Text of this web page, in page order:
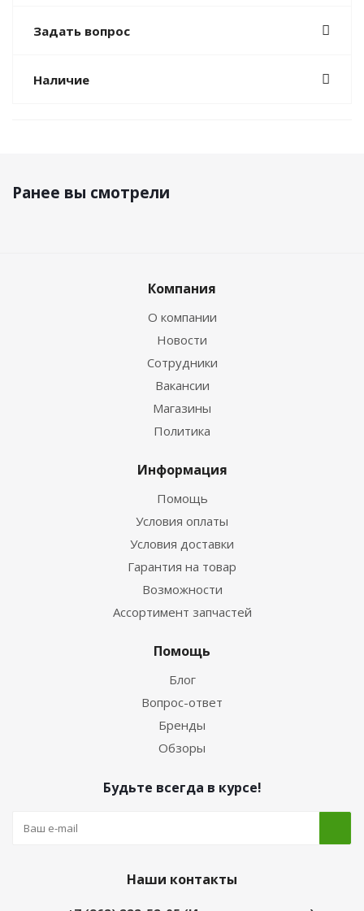
Задать вопрос
Наличие
Ранее вы смотрели
Компания
О компании
Новости
Сотрудники
Вакансии
Магазины
Политика
Информация
Помощь
Условия оплаты
Условия доставки
Гарантия на товар
Возможности
Ассортимент запчастей
Помощь
Блог
Вопрос-ответ
Бренды
Обзоры
Будьте всегда в курсе!
Наши контакты